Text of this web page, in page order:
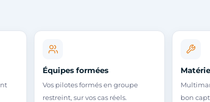
Équipes formées
Vos pilotes formés en groupe
restreint, sur vos cas réels.
bon